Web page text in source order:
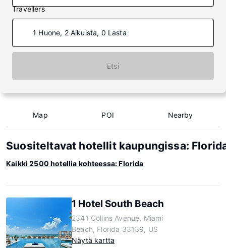
Travellers
1 Huone, 2 Aikuista, 0 Lasta
Etsi
Map POI Nearby
Suositeltavat hotellit kaupungissa:
Kaikki 2500 hotellia kohteessa: Florida
1 Hotel South Beach
2341 Collins Avenue, Miami
Beach, Florida 33139, US
Näytä kartta